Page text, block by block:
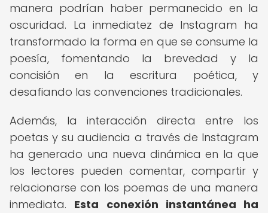
manera podrían haber permanecido en la
oscuridad. La inmediatez de Instagram ha
transformado la forma en que se consume la
poesía, fomentando la brevedad y la
concisión en la escritura poética, y
desafiando las convenciones tradicionales.
Además, la interacción directa entre los
poetas y su audiencia a través de Instagram
ha generado una nueva dinámica en la que
los lectores pueden comentar, compartir y
relacionarse con los poemas de una manera
inmediata. Esta conexión instantánea ha